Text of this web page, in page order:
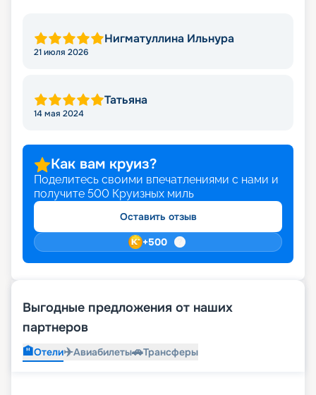
Нигматуллина Ильнура
21 июля 2026
Татьяна
14 мая 2024
Как вам круиз?
Поделитесь своими впечатлениями с нами и
получите 500 Круизных миль
Оставить отзыв
+500
Выгодные предложения от наших
партнеров
🏨Отели✈️Авиабилеты🚗Трансферы